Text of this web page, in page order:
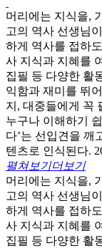
머리에는 지식을,
고의 역사 선생님
하게 역사를 접하
사 지식과 지혜를
집필 등 다양한 활
익함과 재미를 뛰
지, 대중들에게 꼭
누구나 이해하기
다’는 선입견을 깨
텐츠로 인식된다.
펼쳐보기더보기
머리에는 지식을,
고의 역사 선생님
하게 역사를 접하
사 지식과 지혜를
집필 등 다양한 활